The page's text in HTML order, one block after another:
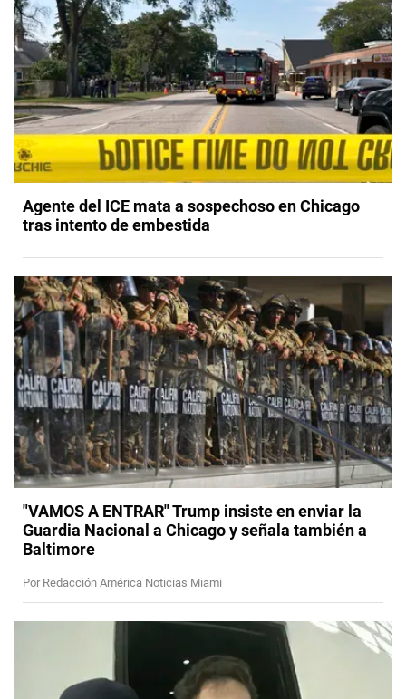
Agente del ICE mata a sospechoso en Chicago
tras intento de embestida
"VAMOS A ENTRAR" Trump insiste en enviar la
Guardia Nacional a Chicago y señala también a
Baltimore
Por Redacción América Noticias Miami